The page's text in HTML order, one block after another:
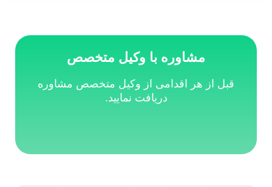
مشاوره با وکیل متخصص
قبل از هر اقدامی از وکیل متخصص مشاوره
دریافت نمایید.